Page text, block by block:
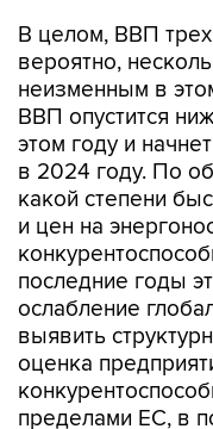
В целом, ВВП трех
вероятно,
неизменным в
ВВП опустится
этом году и
в 2024 году. По
какой степени
и цен на
последние годы
ослабление
выявить
оценка
пределами ЕС, в